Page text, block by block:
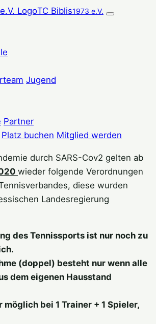
TC Biblis1973 e.V.
Jugend
Partner
Platz buchen Mitglied werden
durch SARS-Cov2 gelten ab
wieder folgende Verordnungen
diese wurden
Landesregierung
des Tennissports ist nur noch zu
(doppel) besteht nur wenn alle
dem eigenen Hausstand
möglich bei 1 Trainer + 1 Spieler,